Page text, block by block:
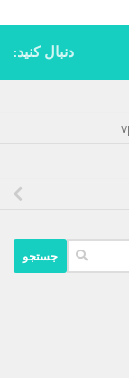
دنبال کنید: